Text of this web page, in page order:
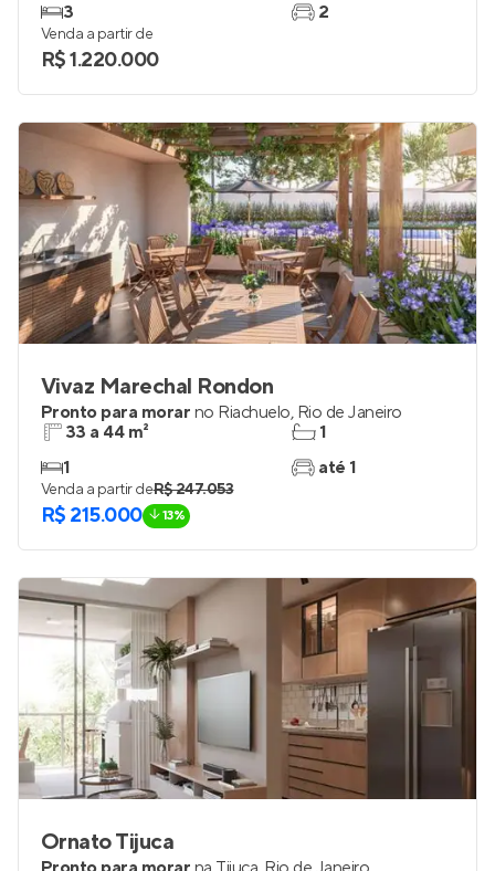
3
2
Venda a partir de
R$ 1.220.000
Vivaz Marechal Rondon
Pronto para morar no Riachuelo, Rio de Janeiro
33 a 44 m²
1
1
até 1
Venda a partir deR$ 247.053
R$ 215.000 13%
Ornato Tijuca